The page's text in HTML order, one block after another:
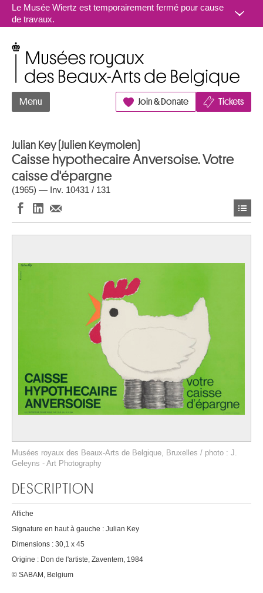
Aller au contenu
Le Musée Wiertz est temporairement fermé pour cause
de travaux.
Menu Join & Donate Tickets
Julian Key (Julien Keymolen)
Caisse hypothecaire Anversoise. Votre
caisse d'épargne
(1965) — Inv. 10431 / 131
Musées royaux des Beaux-Arts de Belgique, Bruxelles / photo : J.
Geleyns - Art Photography
DESCRIPTION
Affiche
Signature en haut à gauche : Julian Key
Dimensions : 30,1 x 45
Origine : Don de l'artiste, Zaventem, 1984
© SABAM, Belgium